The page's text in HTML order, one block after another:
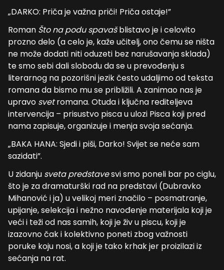
„DARKO: Priča je važna priči! Priča ostaje!”
Roman Što na podu spavašblistavo je i celovito
prozno delo (a celo je, kaže učitelj, ono čemu se ništa
ne može dodati niti oduzeti bez narušavanja sklada)
te smo sebi dali slobodu da se u prevođenju s
literarnog na pozorišni jezik često udaljimo od teksta
romana da bismo mu se približili. A zanimao nas je
upravo svetromana. Otuda i ključna rediteljeva
intervencija – prisustvo pisca u ulozi Pisca koji pred
nama zapisuje, organizuje i menja svoja sećanja.
„BAKA HANA: Sjedi i piši, Darko! Svijet se neće sam
sazidati”.
U zidanju sveta predstavesvi smo poneli bar po ciglu,
što je za dramaturški rad na predstavi (Dubravko
Mihanović i ja) u velikoj meri značilo – posmatranje,
upijanje, selekcija i nežno navođenje materijala koji je
veći i teži od nas samih, koji je živ u piscu, koji je
izazovno čak i kolektivno poneti zbog važnosti
poruke koju nosi, a koji je tako krhak jer proizilazi iz
sećanja na rat.